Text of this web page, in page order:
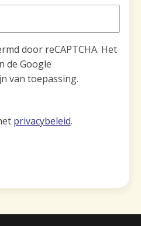
door reCAPTCHA. Het
de Google
van toepassing.
privacybeleid.